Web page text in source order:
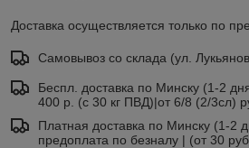
Доставка осуществляется только по
Самовывоз со склада (ул.
Беспл. доставка по Минску (1-2
400 р. (с 30 кг ПВД)|от 6/8 (2/3сл)
Платная доставка по Минску (1-2
предоплата по безналу | (от 30